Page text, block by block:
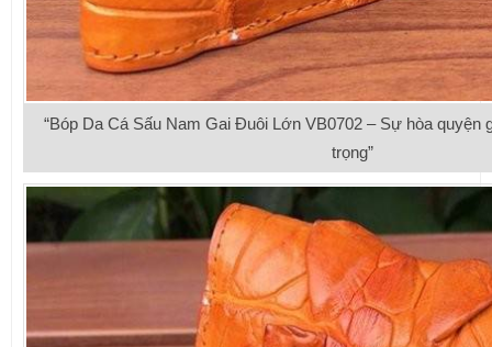
“Bóp Da Cá Sấu Nam Gai Đuôi Lớn VB0702 – Sự hòa quyện
trọng”